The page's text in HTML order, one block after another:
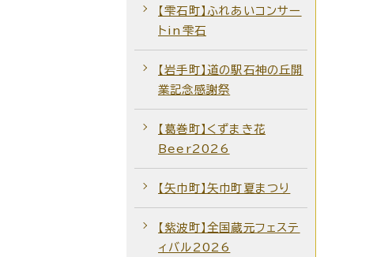
【雫石町】ふれあいコンサー
トin雫石
【岩手町】道の駅石神の丘開
業記念感謝祭
【葛巻町】くずまき花
Beer2026
【矢巾町】矢巾町夏まつり
【紫波町】全国蔵元フェステ
ィバル2026